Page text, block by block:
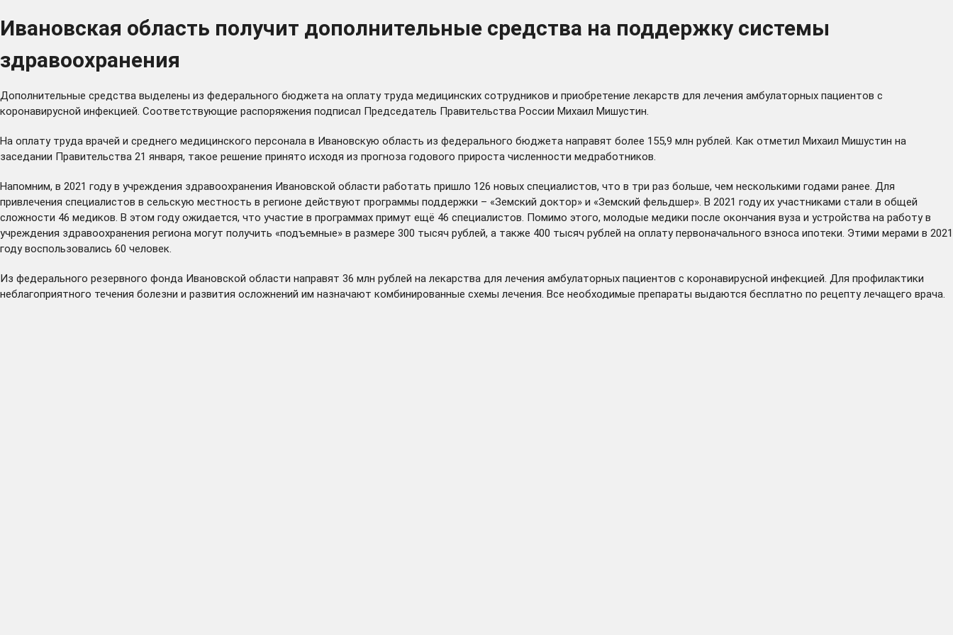
Ивановская область получит дополнительные средства на поддержку системы
здравоохранения
Дополнительные средства выделены из федерального бюджета на оплату труда медицинских сотрудников и приобретение лекарств для лечения амбулаторных пациентов с
коронавирусной инфекцией. Соответствующие распоряжения подписал Председатель Правительства России Михаил Мишустин.
На оплату труда врачей и среднего медицинского персонала в Ивановскую область из федерального бюджета направят более 155,9 млн рублей. Как отметил Михаил Мишустин на
заседании Правительства 21 января, такое решение принято исходя из прогноза годового прироста численности медработников.
Напомним, в 2021 году в учреждения здравоохранения Ивановской области работать пришло 126 новых специалистов, что в три раз больше, чем несколькими годами ранее. Для
привлечения специалистов в сельскую местность в регионе действуют программы поддержки – «Земский доктор» и «Земский фельдшер». В 2021 году их участниками стали в общей
сложности 46 медиков. В этом году ожидается, что участие в программах примут ещё 46 специалистов. Помимо этого, молодые медики после окончания вуза и устройства на работу в
учреждения здравоохранения региона могут получить «подъемные» в размере 300 тысяч рублей, а также 400 тысяч рублей на оплату первоначального взноса ипотеки. Этими мерами в 2021
году воспользовались 60 человек.
Из федерального резервного фонда Ивановской области направят 36 млн рублей на лекарства для лечения амбулаторных пациентов с коронавирусной инфекцией. Для профилактики
неблагоприятного течения болезни и развития осложнений им назначают комбинированные схемы лечения. Все необходимые препараты выдаются бесплатно по рецепту лечащего врача.